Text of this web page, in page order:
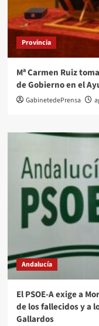
Provincia
Mª Carmen Ruiz
de Gobierno en el
GabinetedePrensa
Andalucía
El PSOE-A exige a
de los fallecidos y a
Gallardos